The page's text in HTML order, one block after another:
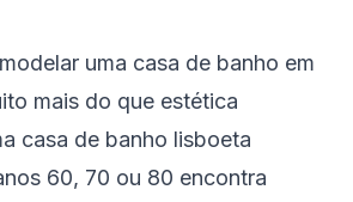
uma casa de banho em
mais do que estética
casa de banho lisboeta
60, 70 ou 80 encontra